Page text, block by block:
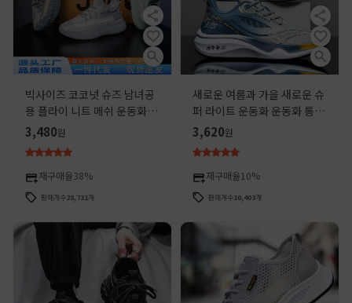
빅사이즈 코코넛 슈즈 남녀공
용 플라이 니트 메쉬 운동화 해
외 공장 런닝화 다용도 기본 스
타일 재고 있음
3,480원
재구매율38%
판매개수28,731개
새로운 여름과 가을 새로운 슈
퍼 라이트 운동화 운동화 통기
성 충격 흡수 부드러운 바닥 학
생 신발 가벼운 운동화 남성 신
발
3,620원
재구매율 10%
판매개수10,403개